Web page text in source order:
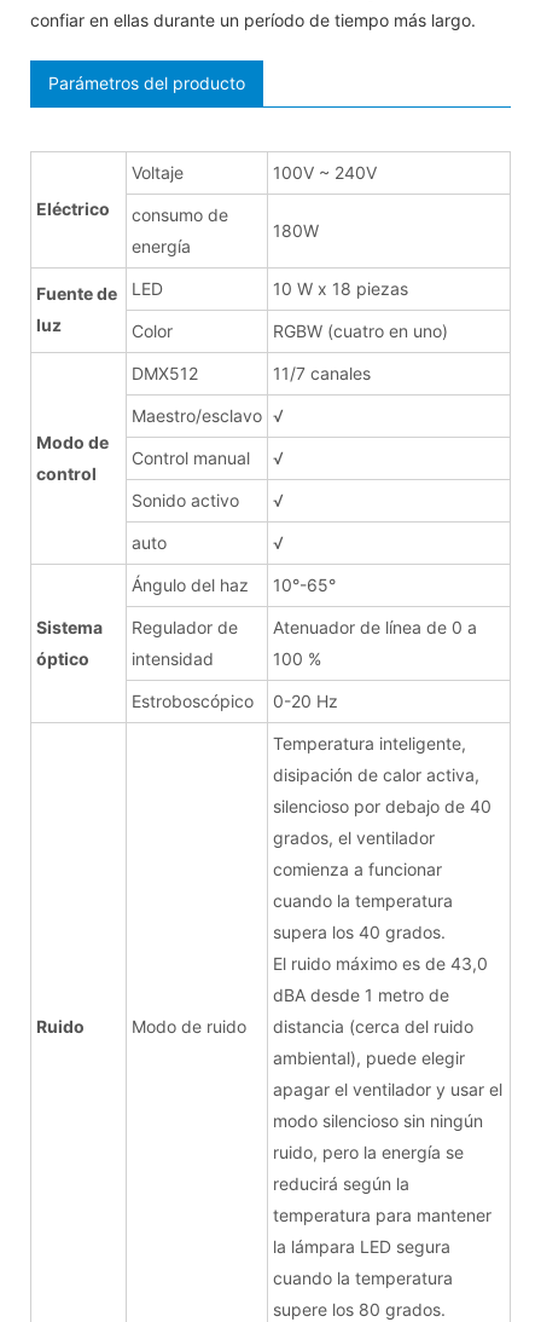
confiar en ellas durante un período de tiempo más largo.
Parámetros del producto
Eléctrico
Voltaje 100V ~ 240V
consumo de
energía
180W
Fuente de
luz
LED 10 W x 18 piezas
Color RGBW (cuatro en uno)
Modo de
control
DMX512 11/7 canales
Maestro/esclavo √
Control manual √
Sonido activo √
auto √
Sistema
óptico
Ángulo del haz 10°-65°
Regulador de
intensidad
Atenuador de línea de 0 a
100 %
Estroboscópico 0-20 Hz
Ruido Modo de ruido
Temperatura inteligente,
disipación de calor activa,
silencioso por debajo de 40
grados, el ventilador
comienza a funcionar
cuando la temperatura
supera los 40 grados.
El ruido máximo es de 43,0
dBA desde 1 metro de
distancia (cerca del ruido
ambiental), puede elegir
apagar el ventilador y usar el
modo silencioso sin ningún
ruido, pero la energía se
reducirá según la
temperatura para mantener
la lámpara LED segura
cuando la temperatura
supere los 80 grados.